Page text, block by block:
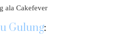
ala Cakefever
Gulung: